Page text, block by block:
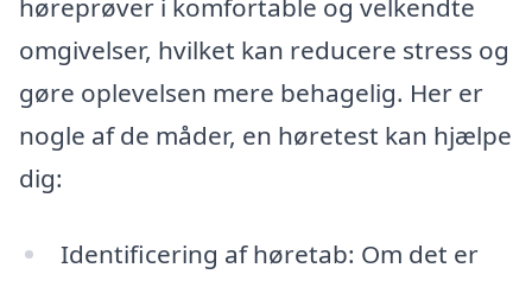
høreprøver i komfortable og velkendte
omgivelser, hvilket kan reducere stress og
gøre oplevelsen mere behagelig. Her er
nogle af de måder, en høretest kan hjælpe
dig:
Identificering af høretab: Om det er